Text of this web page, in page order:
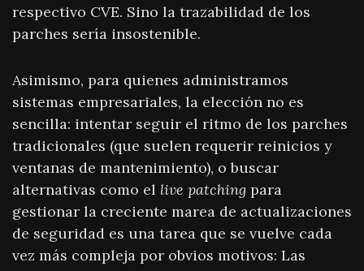
respectivo CVE. Sino la trazabilidad de los
parches sería insostenible.
Asimismo, para quienes administramos
sistemas empresariales, la elección no es
sencilla: intentar seguir el ritmo de los parches
tradicionales (que suelen requerir reinicios y
ventanas de mantenimiento), o buscar
alternativas como el live patching para
gestionar la creciente marea de actualizaciones
de seguridad es una tarea que se vuelve cada
vez más compleja por obvios motivos: Las